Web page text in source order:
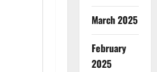
March 2025
February
2025